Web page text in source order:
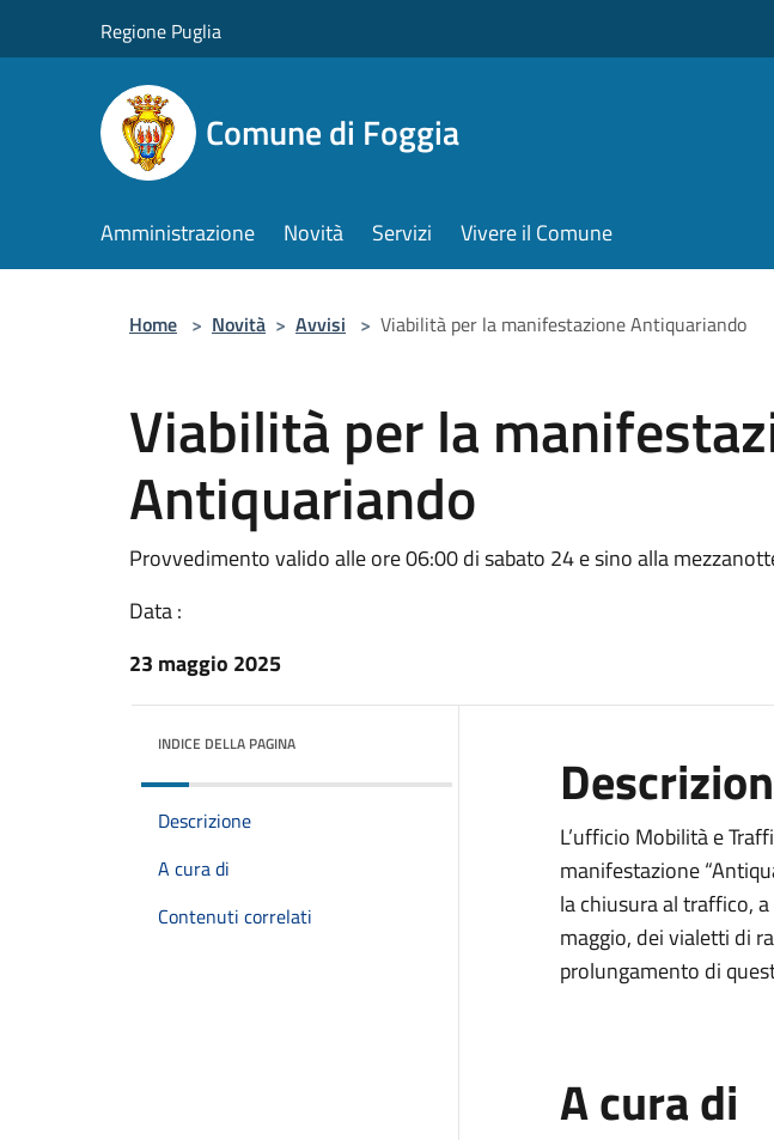
Regione Puglia
Comune di Foggia
Amministrazione Novità Servizi Vivere il Comune
Home > Novità > Avvisi > Viabilità per la manifestazione Antiquariando
Viabilità per la
Antiquariando
Provvedimento valido alle ore 06:00 di sabato 24 e sino alla
Data :
23 maggio 2025
INDICE DELLA PAGINA
Descrizione
A cura di
Contenuti correlati
L’ufficio Mobilità e
manifestazione
la chiusura al traffico,
maggio, dei vialetti di
prolungamento di
A cura di